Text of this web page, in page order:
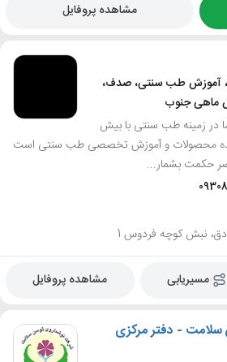
مشاهده پروفایل
آموزش طب سنتی، صدف،
ماهی جنوب
در زمینه طب سنتی با بیش
دهنده محصولات و آموزش تخصصی طب سنتی است
حکمت بشمار...
نبش کوچه فردوس 1
مسیریابی مشاهده پروفایل
- دفتر مرکزی